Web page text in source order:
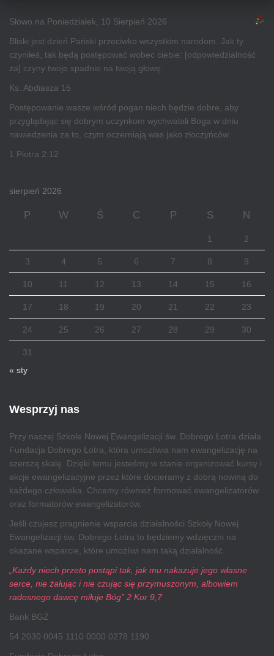
Słowo na Poniedziałek, 10 Sierpień 2026
Bliski jest dzień Pański przeciwko wszystkim narodom. Jak ty
czyniłeś, tak będą postępować wobec ciebie: [odpowiedzialność
za] czyny twoje spadnie na twoją głowę.
Ks. Abdiasza 15
Postępowanie wasze wśród pogan niech będzie dobre, aby
przyglądając się dobrym uczynkom wychwalali Boga w dniu
nawiedzenia za to, czym oczerniają was jako złoczyńców.
1 Piotra 2:12
sierpień 2026
P W Ś C P S N
1 2
3 4 5 6 7 8 9
10 11 12 13 14 15 16
17 18 19 20 21 22 23
24 25 26 27 28 29 30
31
« sty
Wesprzyj nas
Przy naszej Szkole Nowej Ewangelizacji św. Dobrego Łotra działa
Fundacja Dobrego Łotra, która umożliwia nam ewangelizację na
szerszą skalę. Dzięki temu jesteśmy w stanie organizować kursy i
akcje ewangelizacyjne przez które docieramy z dobrą nowiną do
każdego człowieka. Chcemy również formować ewangelizatorów
oraz formatorów ewangelizatorów.
Jeśli czujesz pragnienie wsparcia działalności Szkoły Nowej
Ewangelizacji św. Dobrego Łotra to będziemy wdzięczni na
okazane wsparcie, które umożliwi nam taką działalność.
„Każdy niech przeto postąpi tak, jak mu nakazuje jego własne
serce, nie żałując i nie czując się przymuszonym, albowiem
radosnego dawcę miłuje Bóg” 2 Kor 9,7
Bank BGŻ
54 2030 0045 1110 0000 0278 1190